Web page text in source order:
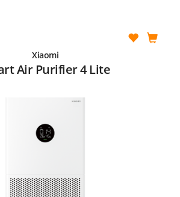
Xiaomi
Air Purifier 4 Lite